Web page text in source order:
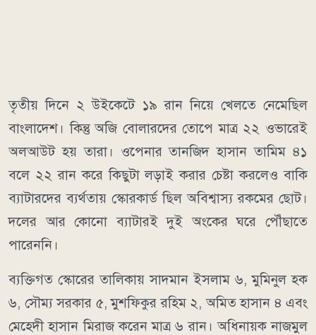
তৃতীয় দিনে ২ উইকেটে ১৯ রান নিয়ে খেলতে নেমেছিল
বাংলাদেশ। কিন্তু অজি বোলারদের তোপে মাত্র ২২ ওভারেই
অলআউট হয় তারা। ওপেনার তানজিদ হাসান তামিম ৪১
বলে ২২ রান করে কিছুটা লড়াই করার চেষ্টা করলেও বাকি
ব্যাটারদের ব্যর্থতায় স্কোরকার্ড ছিল অবিশ্বাস্য রকমের ছোট।
দলের আর কোনো ব্যাটারই দুই অংকের ঘরে পৌঁছাতে
পারেননি।
ব্যক্তিগত স্কোরের তালিকায় সাদমান ইসলাম ৬, মুমিনুল হক
৬, সৌম্য সরকার ৫, মুশফিকুর রহিম ২, অমিত হাসান ৪ এবং
মেহেদী হাসান মিরাজ করেন মাত্র ৬ রান। অধিনায়ক নাজমুল